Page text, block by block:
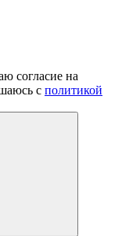
согласие на
c политикой